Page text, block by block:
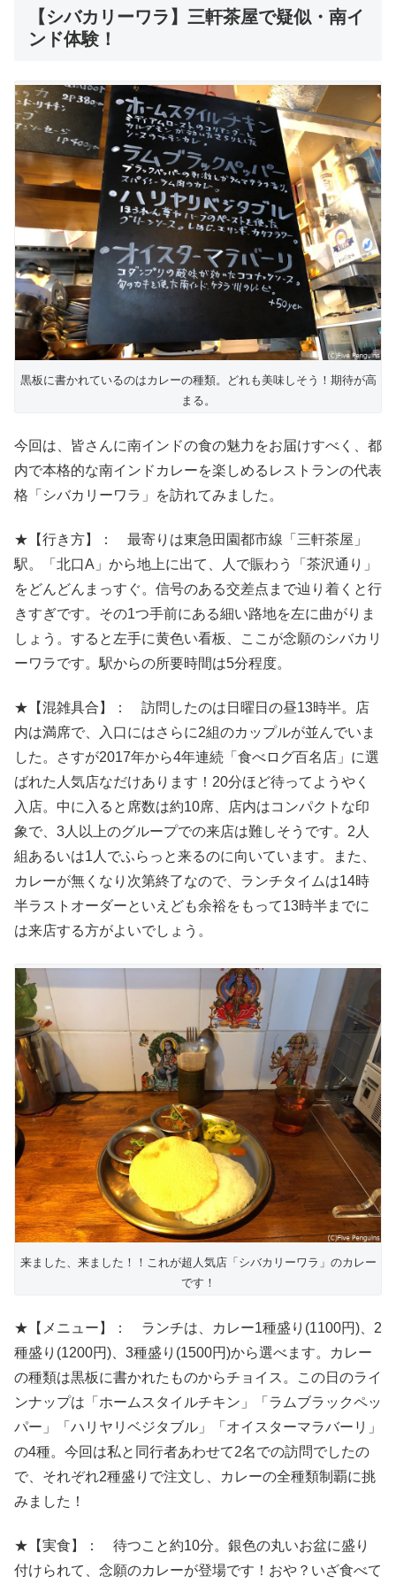
【シバカリーワラ】三軒茶屋で疑似・南イ
ンド体験！
黒板に書かれているのはカレーの種類。どれも美味しそう！期待が高
まる。
今回は、皆さんに南インドの食の魅力をお届けすべく、都
内で本格的な南インドカレーを楽しめるレストランの代表
格「シバカリーワラ」を訪れてみました。
★【行き方】： 最寄りは東急田園都市線「三軒茶屋」
駅。「北口A」から地上に出て、人で賑わう「茶沢通り」
をどんどんまっすぐ。信号のある交差点まで辿り着くと行
きすぎです。その1つ手前にある細い路地を左に曲がりま
しょう。すると左手に黄色い看板、ここが念願のシバカリ
ーワラです。駅からの所要時間は5分程度。
★【混雑具合】： 訪問したのは日曜日の昼13時半。店
内は満席で、入口にはさらに2組のカップルが並んでいま
した。さすが2017年から4年連続「食べログ百名店」に選
ばれた人気店なだけあります！20分ほど待ってようやく
入店。中に入ると席数は約10席、店内はコンパクトな印
象で、3人以上のグループでの来店は難しそうです。2人
組あるいは1人でふらっと来るのに向いています。また、
カレーが無くなり次第終了なので、ランチタイムは14時
半ラストオーダーといえども余裕をもって13時半までに
は来店する方がよいでしょう。
来ました、来ました！！これが超人気店「シバカリーワラ」のカレー
です！
★【メニュー】： ランチは、カレー1種盛り(1100円)、2
種盛り(1200円)、3種盛り(1500円)から選べます。カレー
の種類は黒板に書かれたものからチョイス。この日のライ
ンナップは「ホームスタイルチキン」「ラムブラックペッ
パー」「ハリヤリベジタブル」「オイスターマラバーリ」
の4種。今回は私と同行者あわせて2名での訪問でしたの
で、それぞれ2種盛りで注文し、カレーの全種類制覇に挑
みました！
★【実食】： 待つこと約10分。銀色の丸いお盆に盛り
付けられて、念願のカレーが登場です！おや？いざ食べて